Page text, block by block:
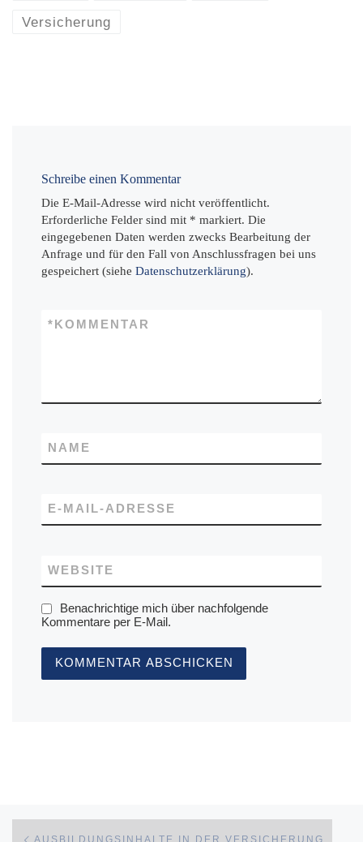
Versicherung
Schreibe einen Kommentar
Die E-Mail-Adresse wird nicht veröffentlicht.
Erforderliche Felder sind mit * markiert. Die
eingegebenen Daten werden zwecks Bearbeitung der
Anfrage und für den Fall von Anschlussfragen bei uns
gespeichert (sieheDatenschutzerklärung).
KOMMENTAR
*
NAME
E-MAIL-ADRESSE
WEBSITE
Benachrichtige mich über nachfolgende
Kommentare per E-Mail.
AUSBILDUNGSINHALTE IN DER VERSICHERUNG